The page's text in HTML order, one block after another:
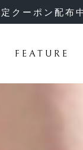
クーポン配布
FEATURE